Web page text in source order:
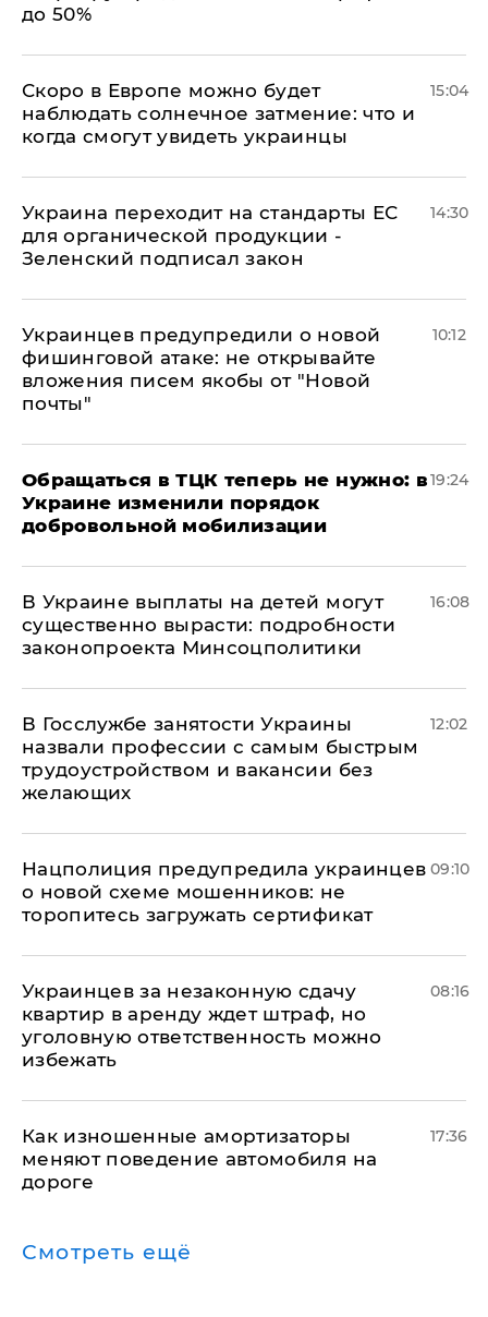
до 50%
Скоро в Европе можно будет
наблюдать солнечное затмение: что и
когда смогут увидеть украинцы
15:04
Украина переходит на стандарты ЕС
для органической продукции -
Зеленский подписал закон
14:30
Украинцев предупредили о новой
фишинговой атаке: не открывайте
вложения писем якобы от "Новой
почты"
10:12
Обращаться в ТЦК теперь не нужно: в
Украине изменили порядок
добровольной мобилизации
19:24
В Украине выплаты на детей могут
существенно вырасти: подробности
законопроекта Минсоцполитики
16:08
В Госслужбе занятости Украины
назвали профессии с самым быстрым
трудоустройством и вакансии без
желающих
12:02
Нацполиция предупредила украинцев
о новой схеме мошенников: не
торопитесь загружать сертификат
09:10
Украинцев за незаконную сдачу
квартир в аренду ждет штраф, но
уголовную ответственность можно
избежать
08:16
Как изношенные амортизаторы
меняют поведение автомобиля на
дороге
17:36
Смотреть ещё